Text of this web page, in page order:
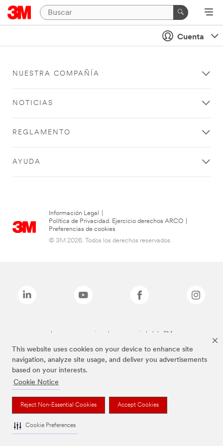
This website uses cookies on your device to enhance site
navigation, analyze site usage, and deliver you advertisements
based on your interests.
Cookie Notice
Reject Non-Essential Cookies Accept Cookies
Cookie Preferences
Cuenta
NUESTRA COMPAÑÍA
NOTICIAS
REGLAMENTO
AYUDA
Información Legal
Política de Privacidad. Ejercicio derechos ARCO
Preferencias de cookies
© 3M 2026. Todos los derechos reservados.
Las marcas mencionadas son propiedad de 3M